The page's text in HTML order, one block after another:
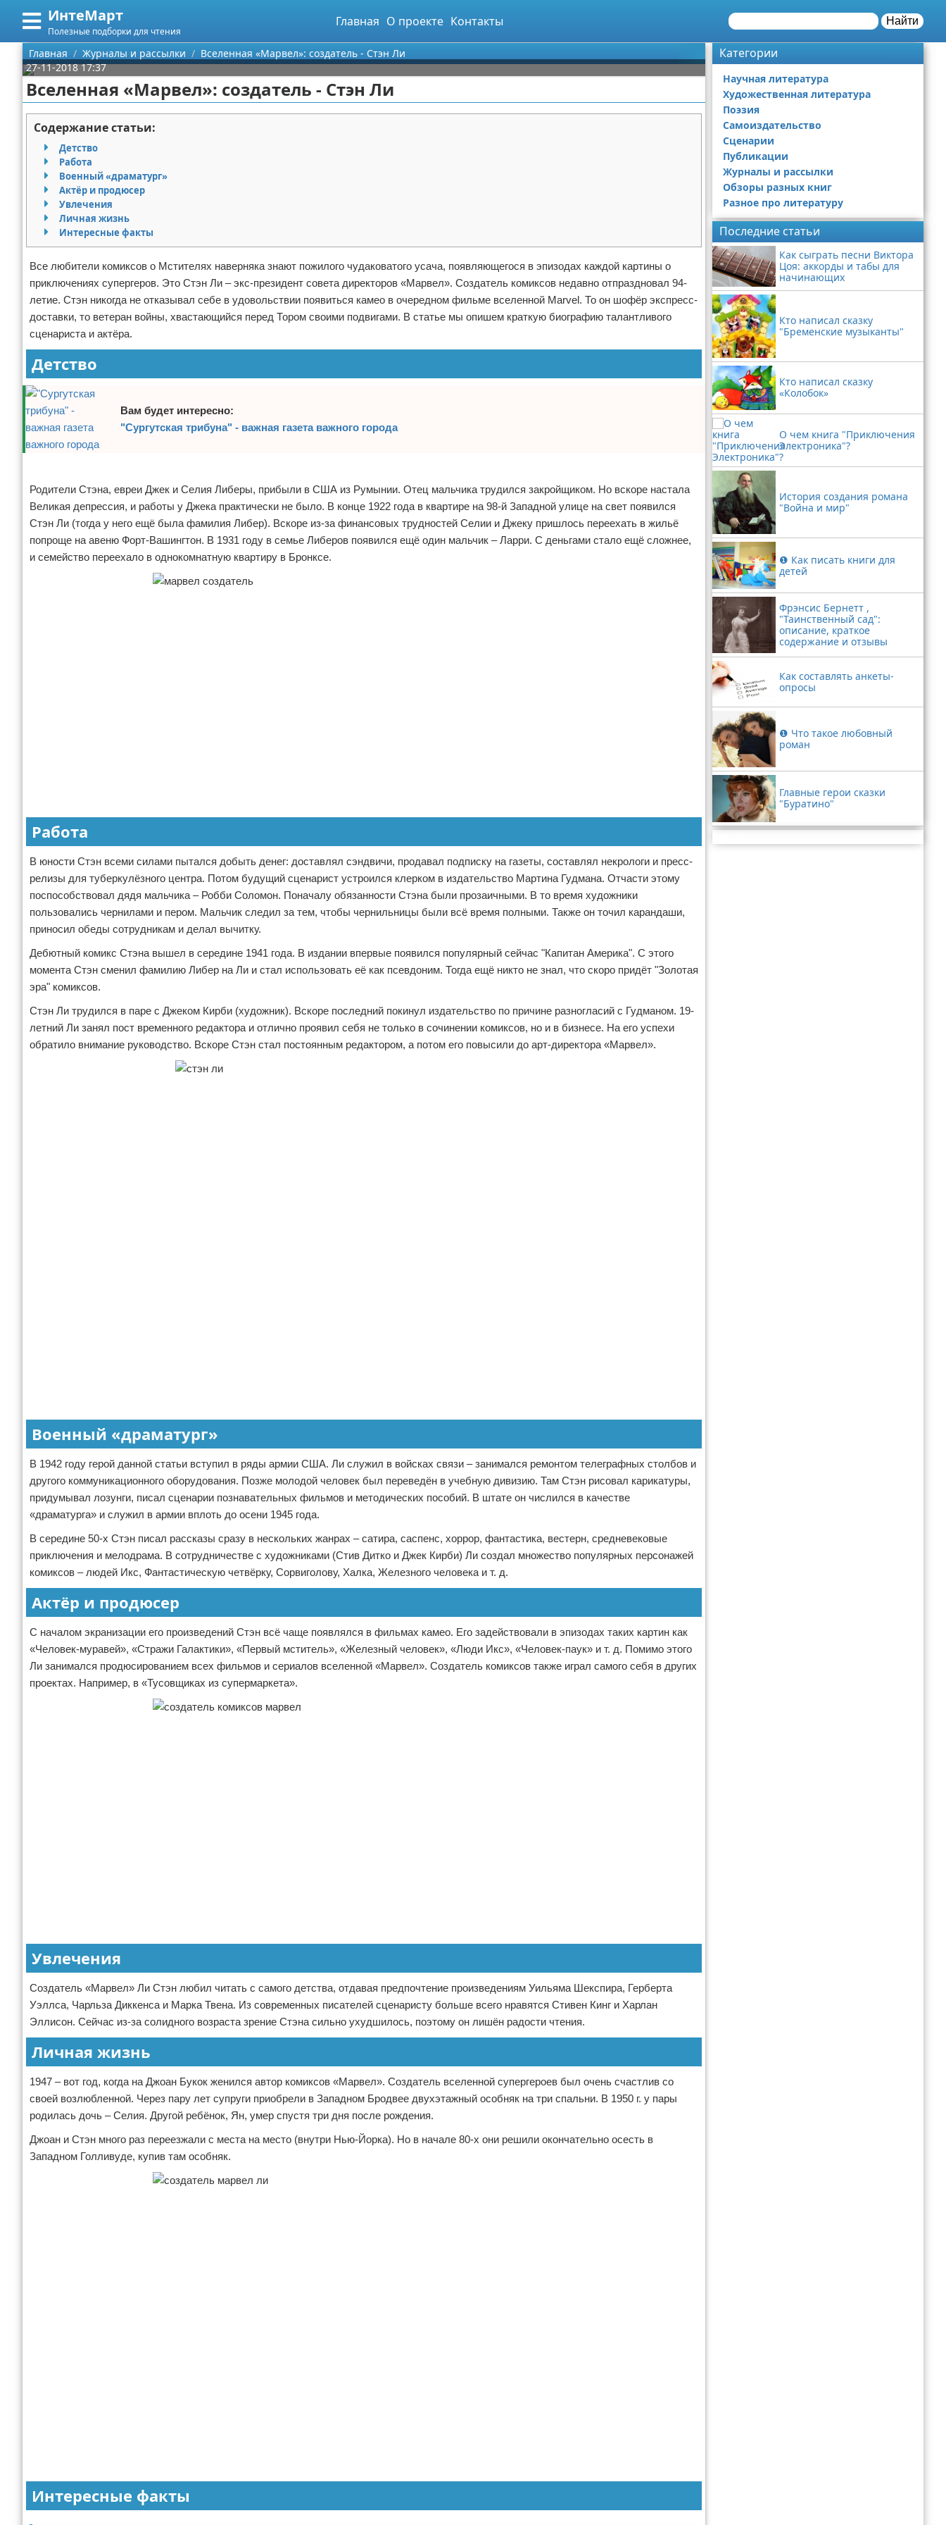
ИнтеМарт
Полезные подборки для чтения
Главная О проекте Контакты Найти
Меню
Главная
Категории
Научная литература
Художественная литература
Поэзия
Самоиздательство
Сценарии
Публикации
Журналы и рассылки
Обзоры разных книг
Разное про литературу
Поиск
О проекте
Контакты
Сотрудничество
Размещение рекламы
Для правообладателей
Условия предоставления информации
Отказ от ответственности
Главная Журналы и рассылки
Вселенная «Марвел»: создатель - Стэн Ли
27-11-2018 17:37
Вселенная «Марвел»: создатель - Стэн Ли
Содержание статьи:
Детство
Работа
Военный «драматург»
Актёр и продюсер
Увлечения
Личная жизнь
Интересные факты
Все любители комиксов о Мстителях наверняка знают пожилого чудаковатого усача, появляющегося в эпизодах каждой картины о
приключениях супергеров. Это Стэн Ли – экс-президент совета директоров «Марвел». Создатель комиксов недавно отпраздновал 94-
летие. Стэн никогда не отказывал себе в удовольствии появиться камео в очередном фильме вселенной Marvel. То он шофёр экспресс-
доставки, то ветеран войны, хвастающийся перед Тором своими подвигами. В статье мы опишем краткую биографию талантливого
сценариста и актёра.
Детство
Вам будет интересно:
"Сургутская трибуна" - важная газета важного города
Родители Стэна, евреи Джек и Селия Либеры, прибыли в США из Румынии. Отец мальчика трудился закройщиком. Но вскоре настала
Великая депрессия, и работы у Джека практически не было. В конце 1922 года в квартире на 98-й Западной улице на свет появился
Стэн Ли (тогда у него ещё была фамилия Либер). Вскоре из-за финансовых трудностей Селии и Джеку пришлось переехать в жильё
попроще на авеню Форт-Вашингтон. В 1931 году в семье Либеров появился ещё один мальчик – Ларри. С деньгами стало ещё сложнее,
и семейство переехало в однокомнатную квартиру в Бронксе.
Работа
В юности Стэн всеми силами пытался добыть денег: доставлял сэндвичи, продавал подписку на газеты, составлял некрологи и пресс-
релизы для туберкулёзного центра. Потом будущий сценарист устроился клерком в издательство Мартина Гудмана. Отчасти этому
поспособствовал дядя мальчика – Робби Соломон. Поначалу обязанности Стэна были прозаичными. В то время художники
пользовались чернилами и пером. Мальчик следил за тем, чтобы чернильницы были всё время полными. Также он точил карандаши,
приносил обеды сотрудникам и делал вычитку.
Дебютный комикс Стэна вышел в середине 1941 года. В издании впервые появился популярный сейчас "Капитан Америка". С этого
момента Стэн сменил фамилию Либер на Ли и стал использовать её как псевдоним. Тогда ещё никто не знал, что скоро придёт "Золотая
эра" комиксов.
Стэн Ли трудился в паре с Джеком Кирби (художник). Вскоре последний покинул издательство по причине разногласий с Гудманом. 19-
летний Ли занял пост временного редактора и отлично проявил себя не только в сочинении комиксов, но и в бизнесе. На его успехи
обратило внимание руководство. Вскоре Стэн стал постоянным редактором, а потом его повысили до арт-директора «Марвел».
Военный «драматург»
В 1942 году герой данной статьи вступил в ряды армии США. Ли служил в войсках связи – занимался ремонтом телеграфных столбов и
другого коммуникационного оборудования. Позже молодой человек был переведён в учебную дивизию. Там Стэн рисовал карикатуры,
придумывал лозунги, писал сценарии познавательных фильмов и методических пособий. В штате он числился в качестве
«драматурга» и служил в армии вплоть до осени 1945 года.
В середине 50-х Стэн писал рассказы сразу в нескольких жанрах – сатира, саспенс, хоррор, фантастика, вестерн, средневековые
приключения и мелодрама. В сотрудничестве с художниками (Стив Дитко и Джек Кирби) Ли создал множество популярных персонажей
комиксов – людей Икс, Фантастическую четвёрку, Сорвиголову, Халка, Железного человека и т. д.
Актёр и продюсер
С началом экранизации его произведений Стэн всё чаще появлялся в фильмах камео. Его задействовали в эпизодах таких картин как
«Человек-муравей», «Стражи Галактики», «Первый мститель», «Железный человек», «Люди Икс», «Человек-паук» и т. д. Помимо этого
Ли занимался продюсированием всех фильмов и сериалов вселенной «Марвел». Создатель комиксов также играл самого себя в других
проектах. Например, в «Тусовщиках из супермаркета».
Увлечения
Создатель «Марвел» Ли Стэн любил читать с самого детства, отдавая предпочтение произведениям Уильяма Шекспира, Герберта
Уэллса, Чарльза Диккенса и Марка Твена. Из современных писателей сценаристу больше всего нравятся Стивен Кинг и Харлан
Эллисон. Сейчас из-за солидного возраста зрение Стэна сильно ухудшилось, поэтому он лишён радости чтения.
Личная жизнь
1947 – вот год, когда на Джоан Букок женился автор комиксов «Марвел». Создатель вселенной супергероев был очень счастлив со
своей возлюбленной. Через пару лет супруги приобрели в Западном Бродвее двухэтажный особняк на три спальни. В 1950 г. у пары
родилась дочь – Селия. Другой ребёнок, Ян, умер спустя три дня после рождения.
Джоан и Стэн много раз переезжали с места на место (внутри Нью-Йорка). Но в начале 80-х они решили окончательно осесть в
Западном Голливуде, купив там особняк.
Интересные факты
Категории
Научная литература
Художественная литература
Поэзия
Самоиздательство
Сценарии
Публикации
Журналы и рассылки
Обзоры разных книг
Разное про литературу
Последние статьи
Как сыграть песни Виктора
Цоя: аккорды и табы для
начинающих
Кто написал сказку
"Бременские музыканты"
Кто написал сказку
«Колобок»
О чем книга "Приключения
Электроника"?
История создания романа
"Война и мир"
❶ Как писать книги для
детей
Фрэнсис Бернетт ,
"Таинственный сад":
описание, краткое
содержание и отзывы
Как составлять анкеты-
опросы
❶ Что такое любовный
роман
Главные герои сказки
"Буратино"